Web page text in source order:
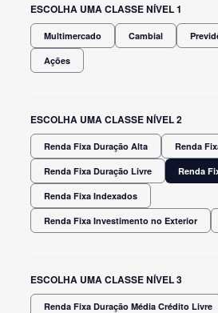
ESCOLHA UMA CLASSE NÍVEL 1
Multimercado Cambial
Ações
ESCOLHA UMA CLASSE NÍVEL 2
Renda Fixa Duração Alta Renda
Renda Fixa Duração Livre Renda
Renda Fixa Indexados
Renda Fixa Investimento no Exterior
ESCOLHA UMA CLASSE NÍVEL 3
Renda Fixa Duração Média Crédito Livre